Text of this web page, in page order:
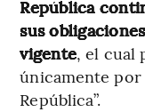
República
sus
vigente, el cual
únicamente
República”.